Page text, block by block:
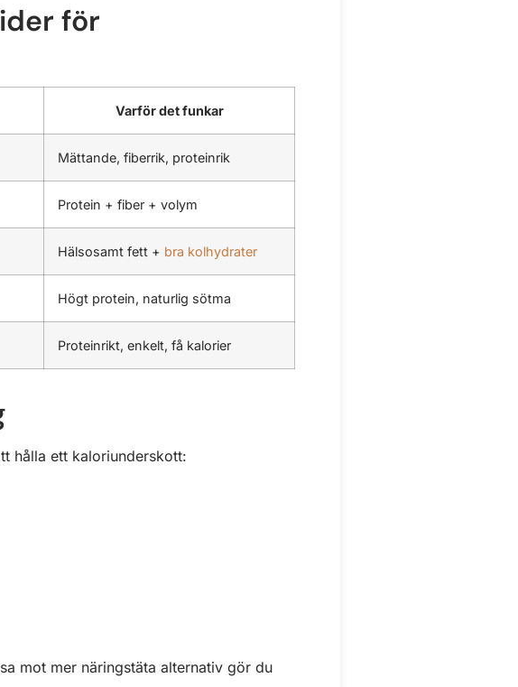
för
Varför det funkar
Mättande, fiberrik, proteinrik
Protein + fiber + volym
Hälsosamt fett + bra kolhydrater
Högt protein, naturlig sötma
Proteinrikt, enkelt, få kalorier
hålla ett kaloriunderskott:
mot mer näringstäta alternativ gör du